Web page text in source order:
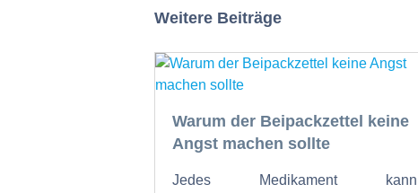
Weitere Beiträge
Warum der Beipackzettel keine
Angst machen sollte
Jedes Medikament kann